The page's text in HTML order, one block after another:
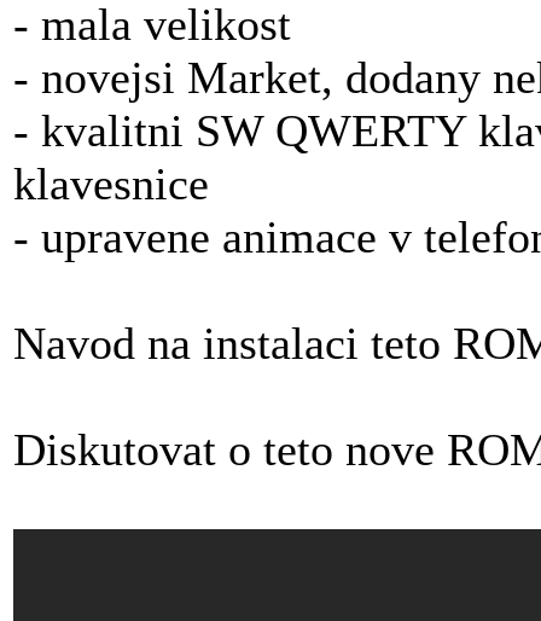
- mala velikost
- novejsi Market, dodany
- kvalitni SW QWERTY
klavesnice
- upravene animace v
Navod na instalaci teto
Diskutovat o teto nove